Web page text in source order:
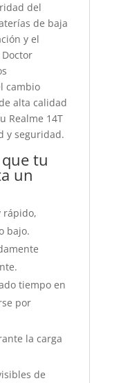
del
de baja
y el
cambio
alta calidad
Realme 14T
y seguridad.
tu
un
rápido,
bajo.
tiempo en
por
la carga
de